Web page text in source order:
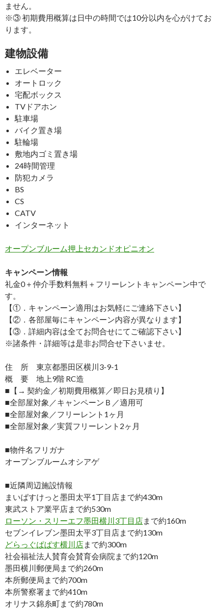
ません。
※③ 初期費用概算は日中の時間では10分以内を心がけてお
ります。
建物設備
エレベーター
オートロック
宅配ボックス
TVドアホン
駐車場
バイク置き場
駐輪場
敷地内ゴミ置き場
24時間管理
防犯カメラ
BS
CS
CATV
インターネット
オープンブルーム押上セカンドオピニオン
キャンペーン情報
礼金0＋仲介手数料無料 ＋ フリーレント キャンペーン中で
す。
【①．キャンペーン適用はお気軽にご連絡下さい】
【②．各部屋毎にキャンペーン内容が異なります】
【③．詳細内容は全てお問合せにてご確認下さい】
※諸条件・詳細等は是非お問合せ下さいませ。
住 所 東京都墨田区横川3-9-1
概 要 地上9階 RC造
■【→ 契約金／初期費用概算／即日お見積り】
■全部屋対象／キャンペーンＢ／適用可
■全部屋対象／フリーレント1ヶ月
■全部屋対象／実質フリーレント2ヶ月
■物件名フリガナ
オープンブルームオシアゲ
■近隣周辺施設情報
まいばすけっと墨田太平1丁目店まで約430m
東武ストア業平店まで約530m
ローソン・スリーエフ墨田横川3丁目店まで約160m
セブンイレブン墨田太平3丁目店まで約130m
どらっぐぱぱす横川店まで約300m
社会福祉法人賛育会賛育会病院まで約120m
墨田横川郵便局まで約260m
本所郵便局まで約700m
本所警察署まで約410m
オリナス錦糸町まで約780m